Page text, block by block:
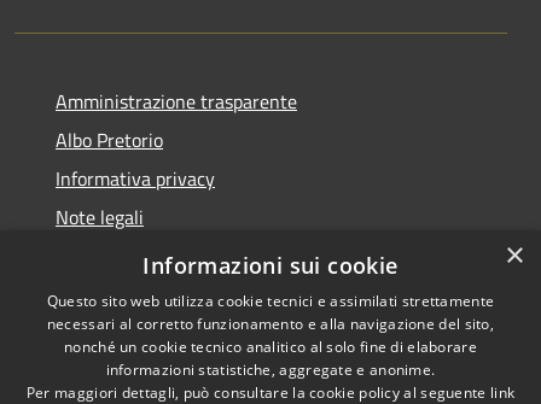
Amministrazione trasparente
Albo Pretorio
Informativa privacy
Note legali
Dichiarazione di accessibilità
Copyright © 2026 • Comune di
×
Informazioni sui cookie
Questo sito web utilizza cookie tecnici e assimilati strettamente
necessari al corretto funzionamento e alla navigazione del sito,
nonché un cookie tecnico analitico al solo fine di elaborare
informazioni statistiche, aggregate e anonime.
Per maggiori dettagli, può consultare la cookie policy al seguente link